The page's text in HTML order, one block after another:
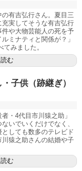
有吉弘行さん。夏目三
実してそうな有吉弘行
や大物芸能人の死を予
ミナティと関係が？」
みました。
む
子供（跡継ぎ）
・4代目市川猿之助」
いでいくだけでなく、
しても数多のテレビド
猿之助さんの結婚や子
む